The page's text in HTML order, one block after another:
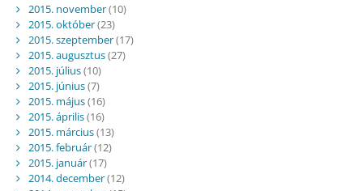
2015. november(10)
2015. október(23)
2015. szeptember(17)
2015. augusztus(27)
2015. július(10)
2015. június(7)
2015. május(16)
2015. április(16)
2015. március(13)
2015. február(12)
2015. január(17)
2014. december(12)